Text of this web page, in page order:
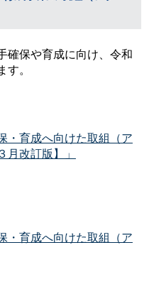
確保や育成に向け、令和
。
・育成へ向けた取組（ア
改訂版】」
・育成へ向けた取組（ア